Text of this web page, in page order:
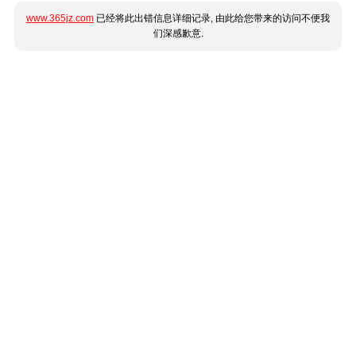
www.365jz.com 已经将此出错信息详细记录, 由此给您带来的访问不便我
们深感歉意.